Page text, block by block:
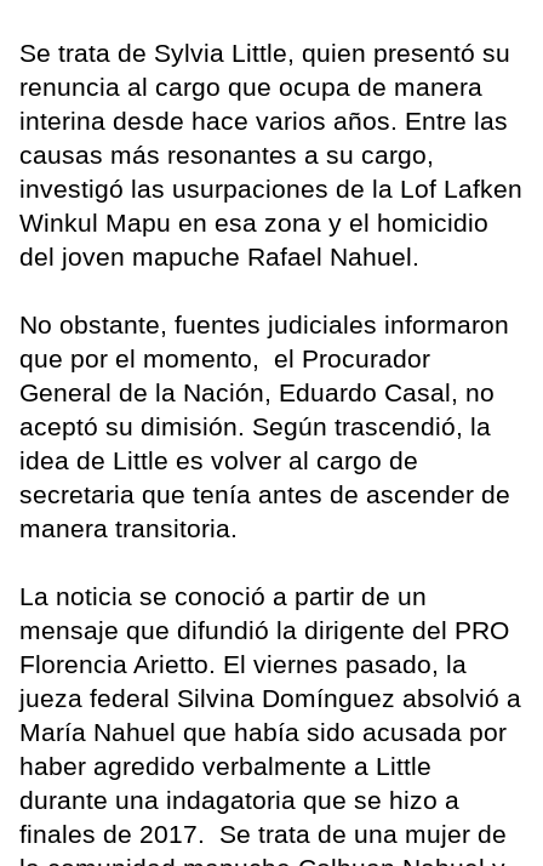
Se trata de Sylvia Little, quien presentó su
renuncia al cargo que ocupa de manera
interina desde hace varios años. Entre las
causas más resonantes a su cargo,
investigó las usurpaciones de la Lof Lafken
Winkul Mapu en esa zona y el homicidio
del joven mapuche Rafael Nahuel.
No obstante, fuentes judiciales informaron
que por el momento, el Procurador
General de la Nación, Eduardo Casal, no
aceptó su dimisión. Según trascendió, la
idea de Little es volver al cargo de
secretaria que tenía antes de ascender de
manera transitoria.
La noticia se conoció a partir de un
mensaje que difundió la dirigente del PRO
Florencia Arietto. El viernes pasado, la
jueza federal Silvina Domínguez absolvió a
María Nahuel que había sido acusada por
haber agredido verbalmente a Little
durante una indagatoria que se hizo a
finales de 2017. Se trata de una mujer de